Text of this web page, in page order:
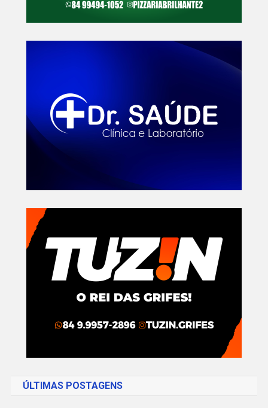
ÚLTIMAS POSTAGENS